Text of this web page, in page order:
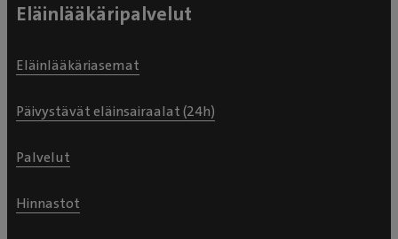
Eläinlääkäripalvelut
Eläinlääkäriasemat
Päivystävät eläinsairaalat (24h)
Palvelut
Hinnastot